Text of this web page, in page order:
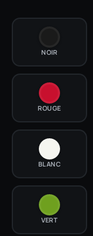
NOIR
ROUGE
BLANC
VERT